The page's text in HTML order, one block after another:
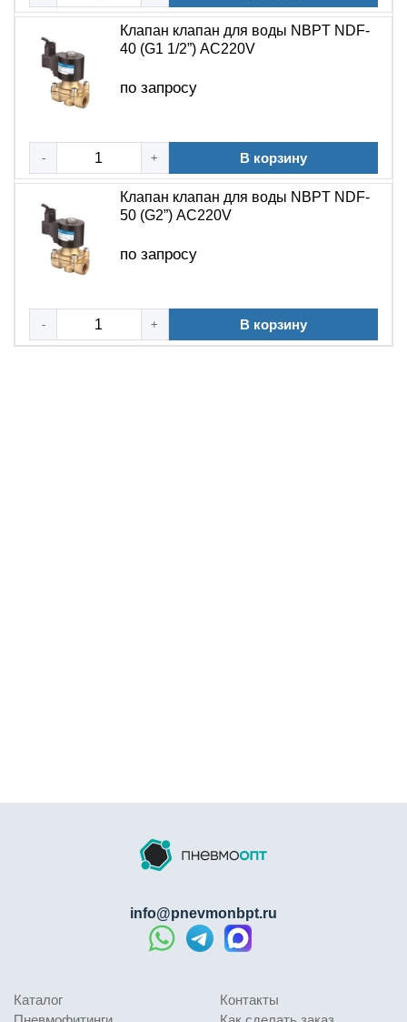
Клапан клапан для воды NBPT NDF-
40 (G1 1/2”) АC220V
по запросу
- + В корзину
Клапан клапан для воды NBPT NDF-
50 (G2”) АC220V
по запросу
- + В корзину
Каталог
Контакты
info@pnevmonbpt.ru